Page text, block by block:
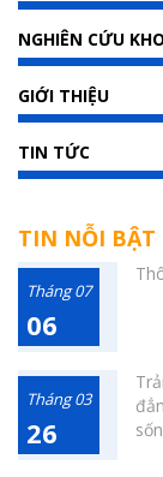
NGHIÊN CỨU
GIỚI THIỆU
TIN TỨC
TIN NỖI BẬT
Tháng 07
06
Tháng 03
26